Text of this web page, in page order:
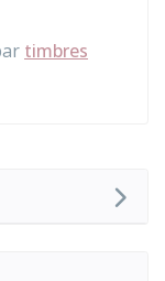
timbres